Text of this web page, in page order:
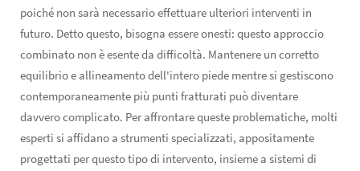
poiché non sarà necessario effettuare ulteriori interventi in
futuro. Detto questo, bisogna essere onesti: questo approccio
combinato non è esente da difficoltà. Mantenere un corretto
equilibrio e allineamento dell'intero piede mentre si gestiscono
contemporaneamente più punti fratturati può diventare
davvero complicato. Per affrontare queste problematiche, molti
esperti si affidano a strumenti specializzati, appositamente
progettati per questo tipo di intervento, insieme a sistemi di